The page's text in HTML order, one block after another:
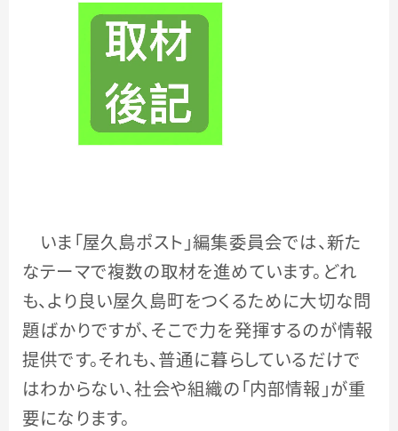
いま「屋久島ポスト」編集委員会では、新た
なテーマで複数の取材を進めています。どれ
も、より良い屋久島町をつくるために大切な問
題ばかりですが、そこで力を発揮するのが情報
提供です。それも、普通に暮らしているだけで
はわからない、社会や組織の「内部情報」が重
要になります。